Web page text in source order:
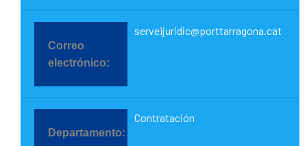
serveijuridic@porttarragona.cat
Contratación